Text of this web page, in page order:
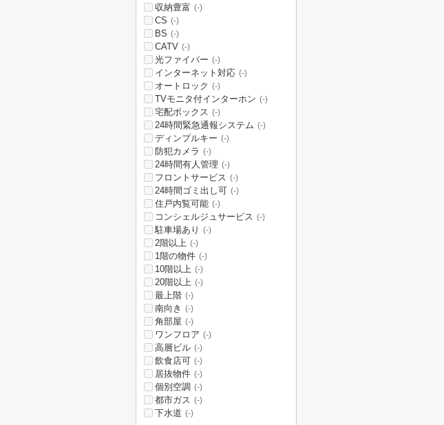
収納豊富 (-)
CS (-)
BS (-)
CATV (-)
光ファイバー (-)
インターネット対応 (-)
オートロック (-)
TVモニタ付インターホン (-)
宅配ボックス (-)
24時間緊急通報システム (-)
ディンプルキー (-)
防犯カメラ (-)
24時間有人管理 (-)
フロントサービス (-)
24時間ゴミ出し可 (-)
住戸内覧可能 (-)
コンシェルジュサービス (-)
駐車場あり (-)
2階以上 (-)
1階の物件 (-)
10階以上 (-)
20階以上 (-)
最上階 (-)
南向き (-)
角部屋 (-)
ワンフロア (-)
高層ビル (-)
飲食店可 (-)
居抜物件 (-)
個別空調 (-)
都市ガス (-)
下水道 (-)